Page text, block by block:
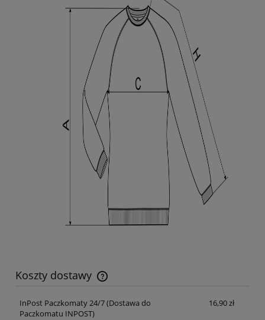
Koszty dostawy
Cena nie zawiera ewentualnych kosztów płatności
InPost Paczkomaty 24/7(Dostawa do
Paczkomatu INPOST)
16,90 zł